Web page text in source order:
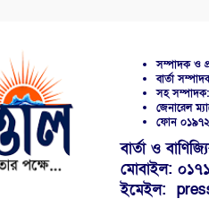
সম্পাদক ও
বার্তা
সহ
জেনারেল
ফোন
বার্তা ও
মোবাইল:
ইমেইল: